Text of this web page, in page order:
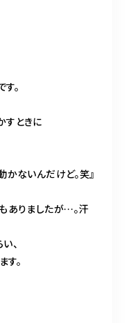
。
すときに
かないんだけど。笑』
ありましたが…。汗
、
。